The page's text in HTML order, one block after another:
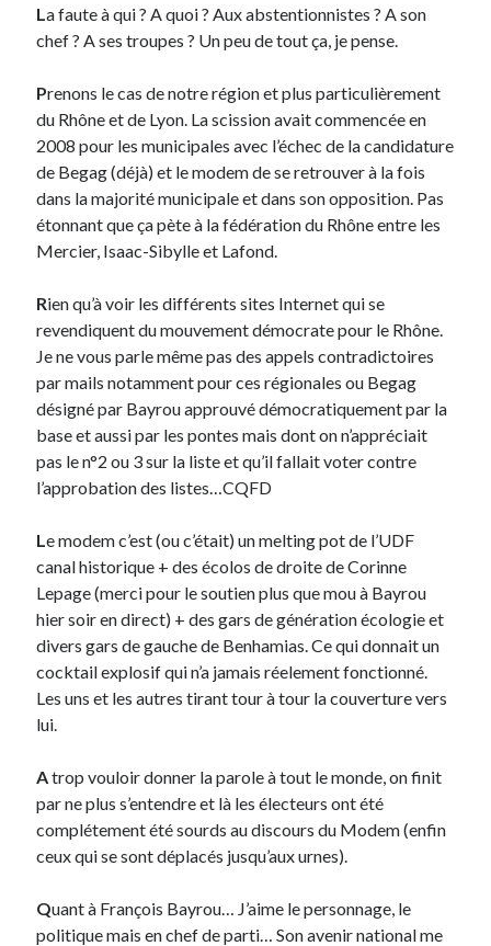
A Lyon
Coup de coeur
Daddy
Engagé
Geek
Green
Humeur
Lectures
Lyon à Livre Ouvert
Mini-monsieur
Non classé
Parole de Follower
Patchwork
Photos
Post inutile
Proust
Sorties cuculturelles
Tavukoi
Vidéos
La faute à qui ? A quoi ? Aux abstentionnistes ? A son
chef ? A ses troupes ? Un peu de tout ça, je pense.
Prenons le cas de notre région et plus particulièrement
du Rhône et de Lyon. La scission avait commencée en
2008 pour les municipales avec l’échec de la candidature
de Begag (déjà) et le modem de se retrouver à la fois
dans la majorité municipale et dans son opposition. Pas
étonnant que ça pète à la fédération du Rhône entre les
Mercier, Isaac-Sibylle et Lafond.
Rien qu’à voir les différents sites Internet qui se
revendiquent du mouvement démocrate pour le Rhône.
Je ne vous parle même pas des appels contradictoires
par mails notamment pour ces régionales ou Begag
désigné par Bayrou approuvé démocratiquement par la
base et aussi par les pontes mais dont on n’appréciait
pas le n°2 ou 3 sur la liste et qu’il fallait voter contre
l’approbation des listes…CQFD
Le modem c’est (ou c’était) un melting pot de l’UDF
canal historique + des écolos de droite de Corinne
Lepage (merci pour le soutien plus que mou à Bayrou
hier soir en direct) + des gars de génération écologie et
divers gars de gauche de Benhamias. Ce qui donnait un
cocktail explosif qui n’a jamais réelement fonctionné.
Les uns et les autres tirant tour à tour la couverture vers
lui.
Atrop vouloir donner la parole à tout le monde, on finit
par ne plus s’entendre et là les électeurs ont été
complétement été sourds au discours du Modem (enfin
ceux qui se sont déplacés jusqu’aux urnes).
Quant à François Bayrou… J’aime le personnage, le
politique mais en chef de parti… Son avenir national me